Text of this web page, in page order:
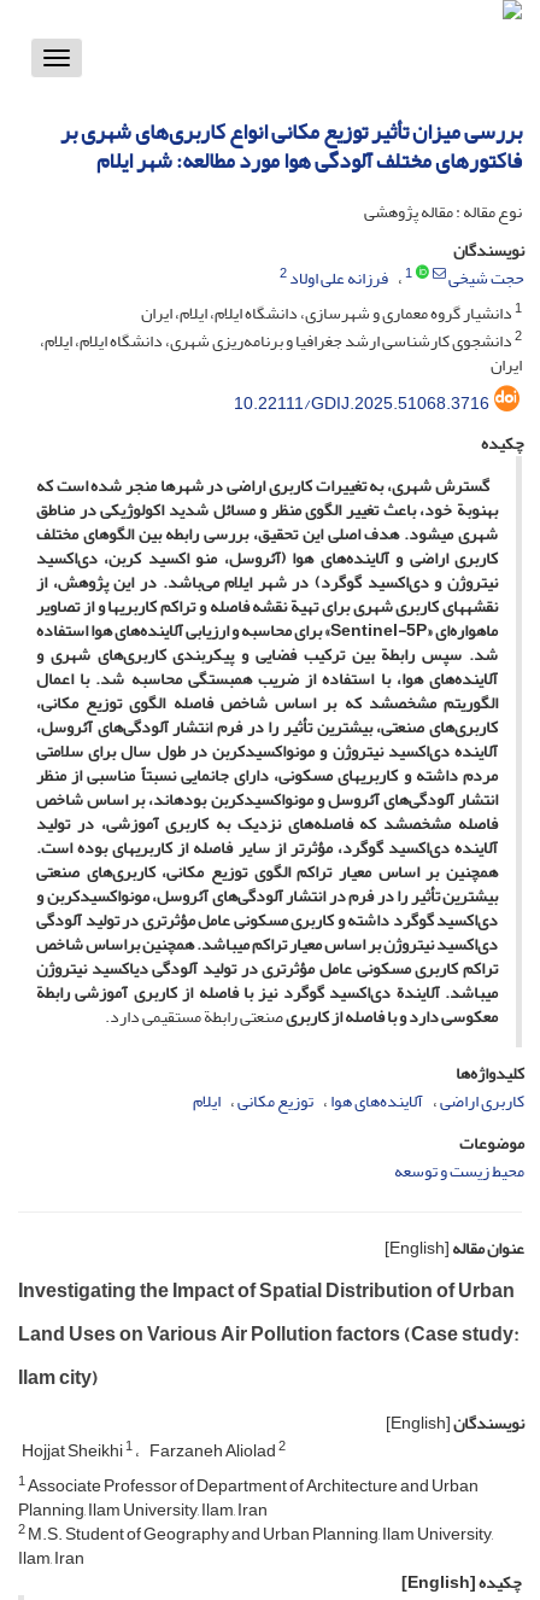
Toggle
بررسی میزان تأثیر توزیع مکانی انواع کاربری‌های شهری بر
فاکتورهای مختلف آلودگی هوا مورد مطالعه: شهر ایلام
نوع مقاله : مقاله پژوهشی
نویسندگان
حجت شیخی
1 فرزانه علی اولاد2
1دانشیار گروه معماری و شهرسازی، دانشگاه ایلام، ایلام، ایران
2دانشجوی کارشناسی ‌ارشد جغرافیا و برنامه‌ریزی شهری، دانشگاه ایلام، ایلام،
ایران
10.22111/GDIJ.2025.51068.3716
چکیده
گسترش شهری، به تغییرات کاربری اراضی در شهرها منجر شده است که
به­نوبة خود، باعث تغییر الگوی منظر و مسائل شدید اکولوژیکی در مناطق
شهری می­شود. هدف اصلی این تحقیق، بررسی رابطه بین الگوهای مختلف
کاربری اراضی و آلاینده‌های هوا (آئروسل، منو اکسید کربن، دی‌اکسید
نیتروژن و دی‌اکسید گوگرد) در شهر ایلام می‌باشد. در این پژوهش، از
نقشه­های کاربری شهری برای تهیة نقشه فاصله و تراکم کاربری­ها و از تصاویر
ماهواره‌ای«
Sentinel-5P
»برای محاسبه و ارزیابی آلاینده‌های هوا استفاده
شد. سپس رابطة بین ترکیب فضایی و پیکربندی کاربری‌های شهری و
آلاینده‌های هوا، با استفاده از ضریب همبستگی محاسبه شد. با اعمال
الگوریتم مشخص­شد که بر اساس شاخص فاصله الگوی توزیع مکانی،
کاربری‌های صنعتی، بیشترین تأثیر را در فرم انتشار آلودگی‌های آئروسل،
آلاینده دی‌اکسید نیتروژن و مونواکسیدکربن در طول سال برای سلامتی
مردم داشته و کاربری­های مسکونی، دارای جانمایی نسبتاً مناسبی از منظر
انتشار آلودگی‌های آئروسل و مونواکسیدکربن بوده­اند، بر اساس شاخص
فاصله مشخص­شد که فاصله‌های نزدیک به کاربری آموزشی، در تولید
آلاینده دی‌اکسید گوگرد، مؤثرتر از سایر فاصله از کاربری­های بوده است.
همچنین بر اساس معیار تراکم الگوی توزیع مکانی، کاربری‌های صنعتی
بیشترین تأثیر را در فرم در انتشار آلودگی‌های آئروسل، مونواکسیدکربن و
دی‌اکسید گوگرد داشته و کاربری مسکونی عامل مؤثرتری در تولید آلودگی
دی‌اکسید نیتروژن بر اساس معیار تراکم می­باشد.همچنین براساس شاخص
تراکم کاربری مسکونی عامل مؤثرتری در تولید آلودگی دی­اکسید نیتروژن
می­باشد. آلایندة دی‌اکسید گوگرد نیز با فاصله از کاربری آموزشی رابطة
معکوسی دارد و با فاصله از کاربریصنعتی رابطة مستقیمی دارد.
کلیدواژه‌ها
کاربری اراضی آلاینده‌های هوا توزیع مکانی ایلام
موضوعات
محیط زیست و توسعه
عنوان مقاله[English]
Investigating the Impact of Spatial Distribution of Urban
Land Uses on Various Air Pollution factors (Case study:
Ilam city)
نویسندگان[English]
Hojjat Sheikhi1 Farzaneh Aliolad2
1Associate Professor of Department of Architecture and Urban
Planning, Ilam University, Ilam, Iran
2M.S. Student of Geography and Urban Planning, Ilam University,
Ilam, Iran
چکیده[English]